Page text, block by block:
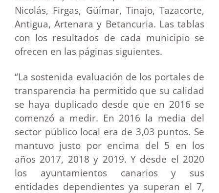
Nicolás, Firgas, Güímar, Tinajo, Tazacorte,
Antigua, Artenara y Betancuria. Las tablas
con los resultados de cada municipio se
ofrecen en las páginas siguientes.
“La sostenida evaluación de los portales de
transparencia ha permitido que su calidad
se haya duplicado desde que en 2016 se
comenzó a medir. En 2016 la media del
sector público local era de 3,03 puntos. Se
mantuvo justo por encima del 5 en los
años 2017, 2018 y 2019. Y desde el 2020
los ayuntamientos canarios y sus
entidades dependientes ya superan el 7,